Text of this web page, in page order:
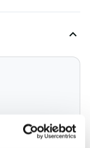
expand_more